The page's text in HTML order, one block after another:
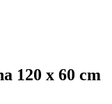
120 x 60 cm